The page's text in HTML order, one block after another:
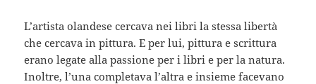
L’artista olandese cercava nei libri la stessa libertà
che cercava in pittura. E per lui, pittura e scrittura
erano legate alla passione per i libri e per la natura.
Inoltre, l’una completava l’altra e insieme facevano